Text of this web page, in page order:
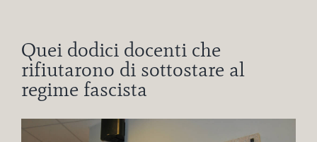
Quei dodici docenti che
rifiutarono di sottostare al
regime fascista